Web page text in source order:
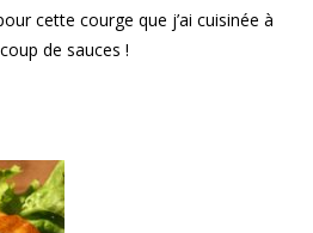
cette courge que j’ai cuisinée à
de sauces !